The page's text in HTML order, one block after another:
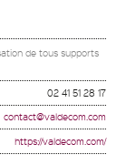
de tous supports
02 41 51 28 17
contact@valdecom.com
https://valdecom.com/